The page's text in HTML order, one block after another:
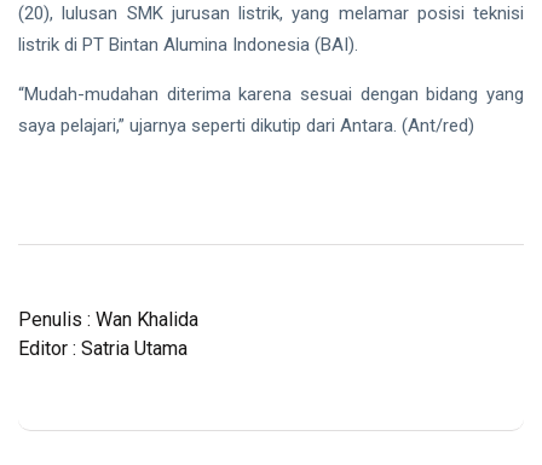
(20), lulusan SMK jurusan listrik, yang melamar posisi teknisi
listrik di PT Bintan Alumina Indonesia (BAI).
“Mudah-mudahan diterima karena sesuai dengan bidang yang
saya pelajari,” ujarnya seperti dikutip dari Antara. (Ant/red)
Penulis : Wan Khalida
Editor : Satria Utama